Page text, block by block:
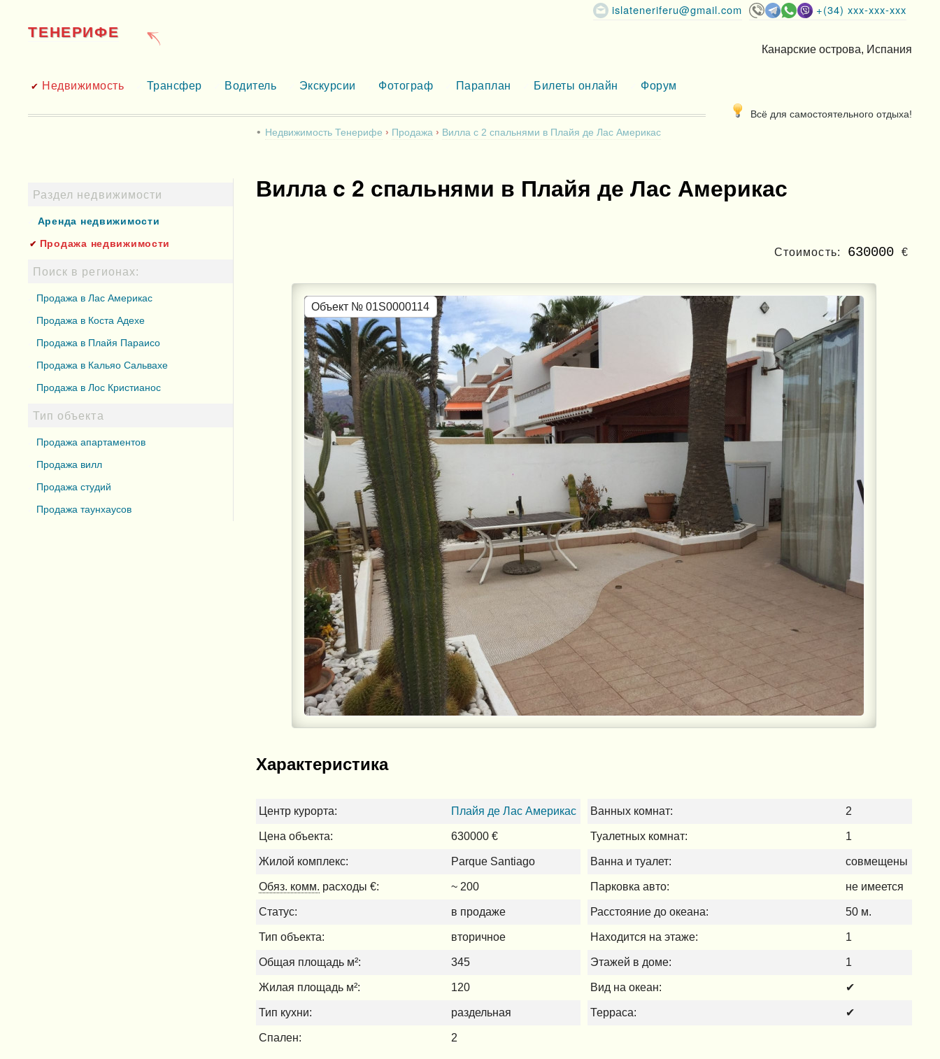
+(34) xxx-xxx-xxx
islateneriferu@gmail.com
ТЕНЕРИФЕ
Канарские острова, Испания
Недвижимость Трансфер Водитель Экскурсии Фотограф Параплан Билеты онлайн Форум
Всё для самостоятельного отдыха!
Недвижимость Тенерифе
Продажа Вилла c 2 спальнями в Плайя де Лас Америкас
Вилла c 2 спальнями в Плайя де Лас Америкас
Стоимость: 630000 €
Объект № 01S0000114
Характеристика
Центр курорта: Плайя де Лас Америкас
Цена объекта: 630000 €
Жилой комплекс: Parque Santiago
Обяз. комм. расходы €: ~ 200
Статус: в продаже
Тип объекта: вторичное
Общая площадь м²: 345
Жилая площадь м²: 120
Тип кухни: раздельная
Спален: 2
Ванных комнат: 2
Туалетных комнат: 1
Ванна и туалет: совмещены
Парковка авто: не имеется
Расстояние до океана: 50 м.
Находится на этаже: 1
Этажей в доме: 1
Вид на океан: ✔
Терраса: ✔
Раздел недвижимости
Аренда недвижимости
Продажа недвижимости
Поиск в регионах:
Продажа в Лас Америкас
Продажа в Коста Адехе
Продажа в Плайя Параисо
Продажа в Кальяо Сальвахе
Продажа в Лос Кристианос
Тип объекта
Продажа апартаментов
Продажа вилл
Продажа студий
Продажа таунхаусов